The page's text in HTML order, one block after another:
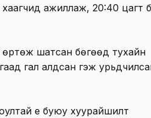
ажиллаж, 20:40 цагт
өртөж шатсан бөгөөд тухайн
гал алдсан гэж
үе буюу хуурайшилт